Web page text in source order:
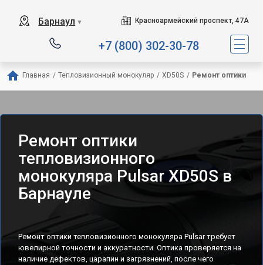
Барнаул ▼ Красноармейский проспект, 47А
+7 (800) 302-30-78
Главная / Тепловизионный монокуляр / XD50S / Ремонт оптики
Ремонт оптики
тепловизионного
монокуляра Pulsar XD50S в
Барнауле
Ремонт оптики тепловизионного монокуляра Pulsar требует
ювелирной точности и аккуратности. Оптика проверяется на
наличие дефектов, царапин и загрязнений, после чего